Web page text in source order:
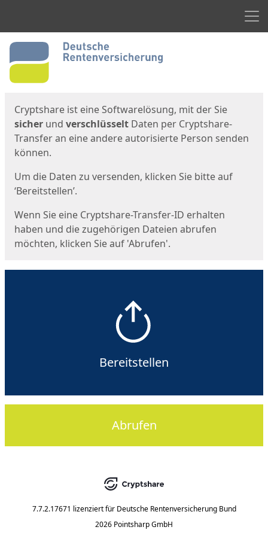
Start
Cryptshare ist eine Softwarelösung, mit der Sie
sicher und verschlüsselt Daten per Cryptshare-
Transfer an eine andere autorisierte Person senden
können.
Um die Daten zu versenden, klicken Sie bitte auf
‘Bereitstellen’.
Wenn Sie eine Cryptshare-Transfer-ID erhalten
haben und die zugehörigen Dateien abrufen
möchten, klicken Sie auf 'Abrufen'.
Bereitstellen
Abrufen
7.7.2.17671 lizenziert für Deutsche Rentenversicherung Bund
2026 Pointsharp GmbH